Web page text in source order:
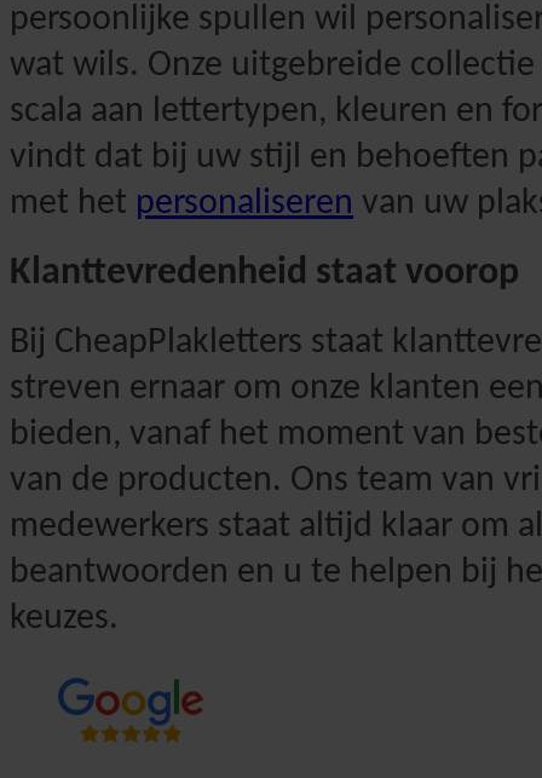
persoonlijke spullen wil
wat wils. Onze uitgebreide
scala aan lettertypen, kleuren en
vindt dat bij uw stijl en behoeften
met het personaliseren van uw
Klanttevredenheid staat voorop
Bij CheapPlakletters staat
streven ernaar om onze klanten
bieden, vanaf het moment van
van de producten. Ons team van
medewerkers staat altijd klaar om
beantwoorden en u te helpen bij
keuzes.